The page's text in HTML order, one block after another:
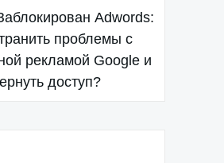
Adwords:
проблемы с
рекламой Google и
доступ?